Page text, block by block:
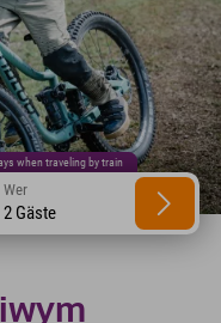
when traveling by train
Wer
2 Gäste